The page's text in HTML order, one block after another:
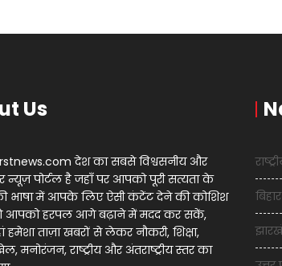
Us
देश का सबसे विश्वसनीय और
न्यूज़ पोर्टल है जहाँ पर आपको पूरी सत्यता के
भाषा में आपके लिए ऐसी कंटेंट देने की कोशिश
आपको हरपल आगे बढ़ाने में मदद कर सकें,
ताज़ा खबरों से लेकर नौकरी, शिक्षा,
मनोरंजन, राष्ट्रीय और अंतराष्ट्रीय स्तर का
बिहार